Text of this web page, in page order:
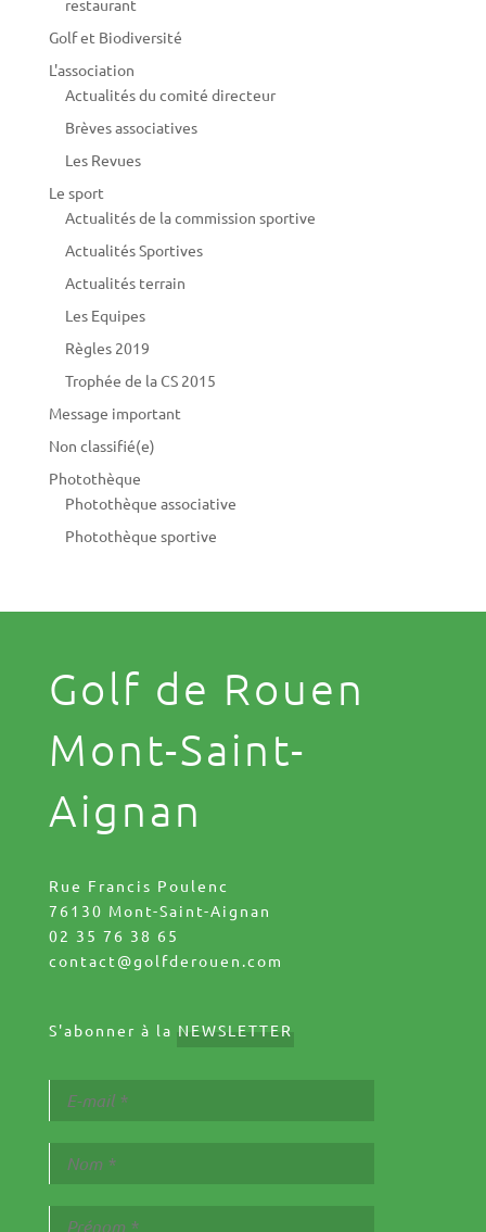
restaurant
Golf et Biodiversité
L'association
Actualités du comité directeur
Brèves associatives
Les Revues
Le sport
Actualités de la commission sportive
Actualités Sportives
Actualités terrain
Les Equipes
Règles 2019
Trophée de la CS 2015
Message important
Non classifié(e)
Photothèque
Photothèque associative
Photothèque sportive
Golf de Rouen
Mont-Saint-
Aignan
Rue Francis Poulenc
76130 Mont-Saint-Aignan
02 35 76 38 65
contact@golfderouen.com
S'abonner à la NEWSLETTER